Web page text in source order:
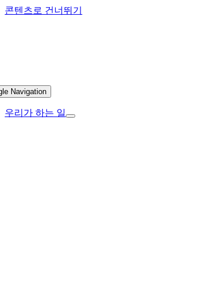
콘텐츠로 건너뛰기
Navigation
우리가 하는 일